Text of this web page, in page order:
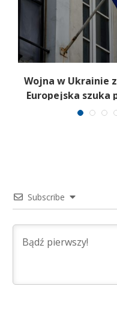
Wojna w Ukrainie
Europejska szuka
Subscribe